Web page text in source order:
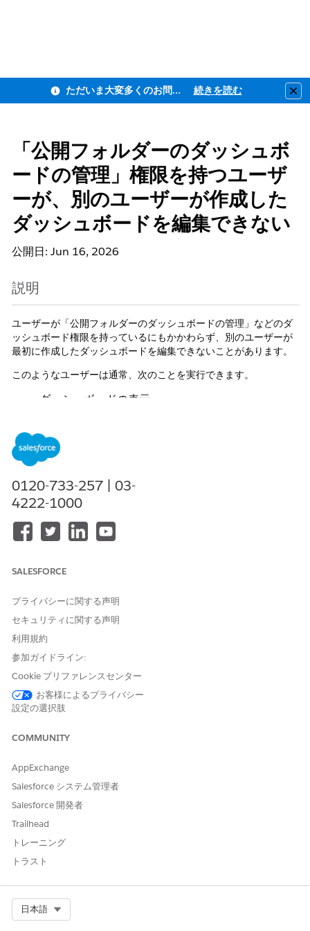
ただいま大変多くのお問い合わせをいただいており、ご連絡までにお時間を頂戴しております 続きを読む
「公開フォルダーのダッシュボ
ードの管理」権限を持つユーザ
ーが、別のユーザーが作成した
ダッシュボードを編集できない
公開日: Jun 16, 2026
説明
ユーザーが「公開フォルダーのダッシュボードの管理」などのダ
ッシュボード権限を持っているにもかかわらず、別のユーザーが
最初に作成したダッシュボードを編集できないことがあります。
このようなユーザーは通常、次のことを実行できます。
ダッシュボードの表示
フォルダー間のダッシュボードの移動
フォルダーアクセスの管理
ないダッシュボードへの変更は保存できません。
解決策
ます。
ダッシュボード所有者
ダッシュボードのコピーを作成するユーザー
回避策:
ダッシュボードの所有権の移転: ダッシュボードの実行ユーザー/
所有者を対象の編集者に変更します。
ダッシュボードのコピー: ユーザーはダッシュボードをコピーし、
そのコピーに対して編集を行うことができます。
ダッシュボードの再作成: 必要なユーザーアカウントでダッシュボ
この動作は、現時点では設計どおりです。
この機能強化に関心があるお客様は、以下の Idea Exchange エン
トリをモニタリングして投票できます。
https://ideas.salesforce.com/s/idea/a0B8W00000Gdmr8UAB/
dashboards-created-by-different-user-with-manageedit-
その他のリソース
Salesforce Idea Exchange:
0120-733-257 | 03-
4222-1000
SALESFORCE
プライバシーに関する声明
セキュリティに関する声明
利用規約
参加ガイドライン:
Cookie プリファレンスセンター
お客様によるプライバシー
設定の選択肢
COMMUNITY
AppExchange
Salesforce システム管理者
Salesforce 開発者
Trailhead
トレーニング
トラスト
日本語